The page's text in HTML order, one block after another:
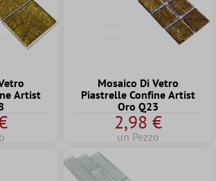
Artist
Mosaico Di Vetro
Piastrelle Confine Artist
Oro Q23
2,98 €
un Pezzo